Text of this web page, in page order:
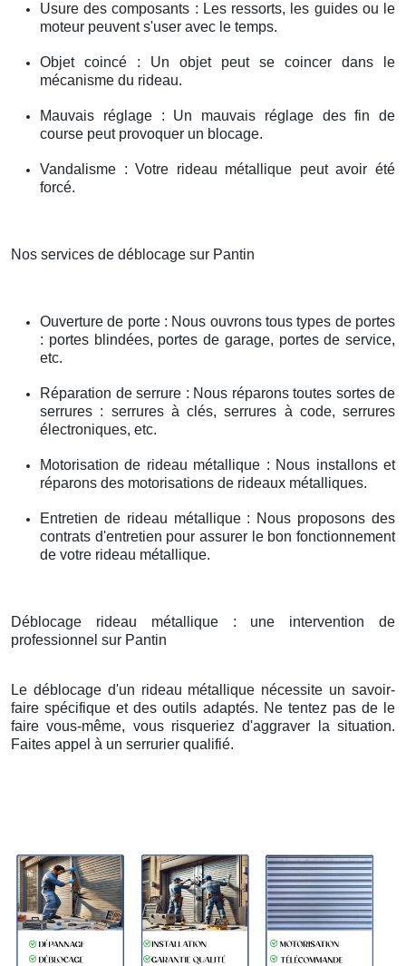
Usure des composants : Les ressorts, les guides ou le
moteur peuvent s'user avec le temps.
Objet coincé : Un objet peut se coincer dans le
mécanisme du rideau.
Mauvais réglage : Un mauvais réglage des fin de
course peut provoquer un blocage.
Vandalisme : Votre rideau métallique peut avoir été
forcé.
Nos services de déblocage sur Pantin
Ouverture de porte : Nous ouvrons tous types de portes
: portes blindées, portes de garage, portes de service,
etc.
Réparation de serrure : Nous réparons toutes sortes de
serrures : serrures à clés, serrures à code, serrures
électroniques, etc.
Motorisation de rideau métallique : Nous installons et
réparons des motorisations de rideaux métalliques.
Entretien de rideau métallique : Nous proposons des
contrats d'entretien pour assurer le bon fonctionnement
de votre rideau métallique.
Déblocage rideau métallique : une intervention de
professionnel sur Pantin
Le déblocage d'un rideau métallique nécessite un savoir-
faire spécifique et des outils adaptés. Ne tentez pas de le
faire vous-même, vous risqueriez d'aggraver la situation.
Faites appel à un serrurier qualifié.